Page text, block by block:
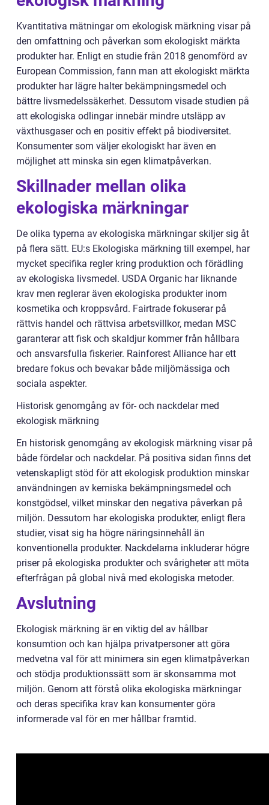
Kvantitativa mätningar om ekologisk märkning visar på
den omfattning och påverkan som ekologiskt märkta
produkter har. Enligt en studie från 2018 genomförd av
European Commission, fann man att ekologiskt märkta
produkter har lägre halter bekämpningsmedel och
bättre livsmedelssäkerhet. Dessutom visade studien på
att ekologiska odlingar innebär mindre utsläpp av
växthusgaser och en positiv effekt på biodiversitet.
Konsumenter som väljer ekologiskt har även en
möjlighet att minska sin egen klimatpåverkan.
Skillnader mellan olika
ekologiska märkningar
De olika typerna av ekologiska märkningar skiljer sig åt
på flera sätt. EU:s Ekologiska märkning till exempel, har
mycket specifika regler kring produktion och förädling
av ekologiska livsmedel. USDA Organic har liknande
krav men reglerar även ekologiska produkter inom
kosmetika och kroppsvård. Fairtrade fokuserar på
rättvis handel och rättvisa arbetsvillkor, medan MSC
garanterar att fisk och skaldjur kommer från hållbara
och ansvarsfulla fiskerier. Rainforest Alliance har ett
bredare fokus och bevakar både miljömässiga och
sociala aspekter.
Historisk genomgång av för- och nackdelar med
ekologisk märkning
En historisk genomgång av ekologisk märkning visar på
både fördelar och nackdelar. På positiva sidan finns det
vetenskapligt stöd för att ekologisk produktion minskar
användningen av kemiska bekämpningsmedel och
konstgödsel, vilket minskar den negativa påverkan på
miljön. Dessutom har ekologiska produkter, enligt flera
studier, visat sig ha högre näringsinnehåll än
konventionella produkter. Nackdelarna inkluderar högre
priser på ekologiska produkter och svårigheter att möta
efterfrågan på global nivå med ekologiska metoder.
Avslutning
Ekologisk märkning är en viktig del av hållbar
konsumtion och kan hjälpa privatpersoner att göra
medvetna val för att minimera sin egen klimatpåverkan
och stödja produktionssätt som är skonsamma mot
miljön. Genom att förstå olika ekologiska märkningar
och deras specifika krav kan konsumenter göra
informerade val för en mer hållbar framtid.